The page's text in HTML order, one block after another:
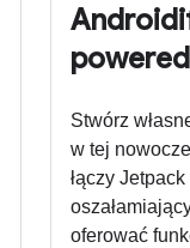
Stwórz
w tej
łączy
oferować